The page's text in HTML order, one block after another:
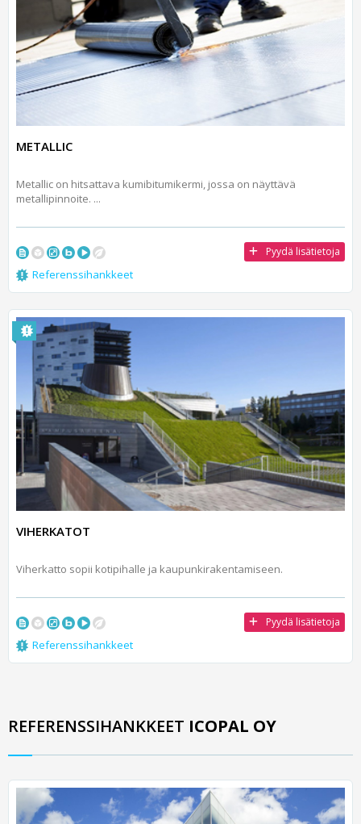
METALLIC
Metallic on hitsattava kumibitumikermi, jossa on näyttävä
metallipinnoite. ...
Pyydä lisätietoja
Referenssihankkeet
VIHERKATOT
Viherkatto sopii kotipihalle ja kaupunkirakentamiseen.
Pyydä lisätietoja
Referenssihankkeet
REFERENSSIHANKKEET ICOPAL OY